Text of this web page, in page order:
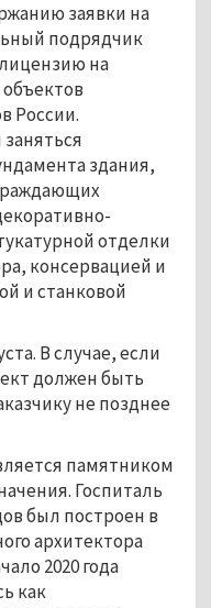
заявки на
подрядчик
на
России.
здания,
отделки
консервацией и
и станковой
В случае, если
должен быть
не позднее
памятником
Госпиталь
был построен в
архитектора
2020 года
как